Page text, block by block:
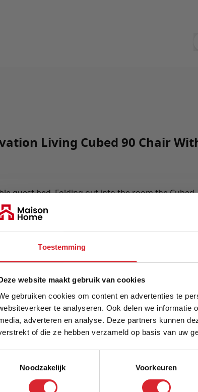
Toestemming
website maakt gebruik van cookies
gebruiken cookies om content en advertenties te
te analyseren. Ook delen we
adverteren en analyse. Deze partners kunnen
of die ze hebben verzameld op basis van uw
Noodzakelijk
Voorkeuren
Living Cubed 90 Chair
guest bed. Folding out into the room the Cubed
the sofa small and elegant and the bed big
expanding your office or guest room.
Living
5%
Schrijf je in en